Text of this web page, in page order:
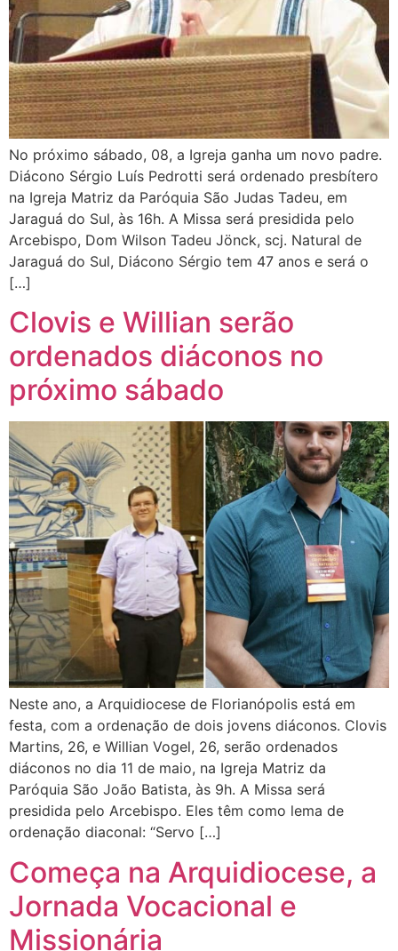
No próximo sábado, 08, a Igreja ganha um novo padre.
Diácono Sérgio Luís Pedrotti será ordenado presbítero
na Igreja Matriz da Paróquia São Judas Tadeu, em
Jaraguá do Sul, às 16h. A Missa será presidida pelo
Arcebispo, Dom Wilson Tadeu Jönck, scj. Natural de
Jaraguá do Sul, Diácono Sérgio tem 47 anos e será o
[…]
Clovis e Willian serão
ordenados diáconos no
próximo sábado
Neste ano, a Arquidiocese de Florianópolis está em
festa, com a ordenação de dois jovens diáconos. Clovis
Martins, 26, e Willian Vogel, 26, serão ordenados
diáconos no dia 11 de maio, na Igreja Matriz da
Paróquia São João Batista, às 9h. A Missa será
presidida pelo Arcebispo. Eles têm como lema de
ordenação diaconal: “Servo […]
Começa na Arquidiocese, a
Jornada Vocacional e
Missionária